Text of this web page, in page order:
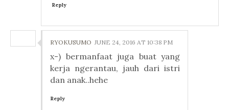
Reply
RYOKUSUMO JUNE 24, 2016 AT 10:38 PM
x-) bermanfaat juga buat yang
kerja ngerantau, jauh dari istri
dan anak..hehe
Reply